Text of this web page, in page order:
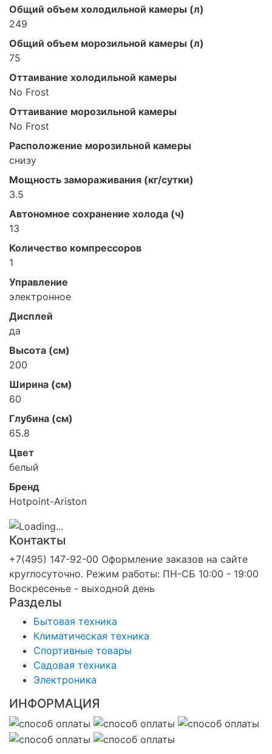
Общий объем холодильной камеры (л)
249
Общий объем морозильной камеры (л)
75
Оттаивание холодильной камеры
No Frost
Оттаивание морозильной камеры
No Frost
Расположение морозильной камеры
снизу
Мощность замораживания (кг/сутки)
3.5
Автономное сохранение холода (ч)
13
Количество компрессоров
1
Управление
электронное
Дисплей
да
Высота (см)
200
Ширина (см)
60
Глубина (см)
65.8
Цвет
белый
Бренд
Hotpoint-Ariston
Контакты
+7(495) 147-92-00 Оформление заказов на сайте
круглосуточно. Режим работы: ПН-СБ 10:00 - 19:00
Воскресенье - выходной день
Разделы
Бытовая техника
Климатическая техника
Спортивные товары
Садовая техника
Электроника
ИНФОРМАЦИЯ